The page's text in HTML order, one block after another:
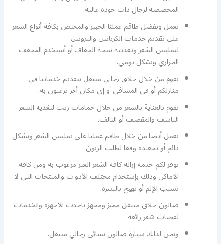
المخصصة لرجال ذات جودة عالية.
نعمل وبفضل طاقم عملنا الخبير والمختص بكافة أنواع الشعر
على تقديم خدمات الكرياتين والبروتين
لتمليس الشعر وتغذيته نتيجة الجفاف أو أستخدم المجفف
الحراري وبشكل يومي.
نقوم من خلال حلاق رجالي متنقل بتقديم خدماتنا في
منازلكم أو في المشافي أو إي مكان أخر ترغبون به.
نقوم بالعناية بالشعر من خلال حمامات زيت لتغذيه الشعر
الناشف والمقصف أو التالف.
نعمل أيضا من خلال طاقم عملنا على تمليس الشعر وبشكل
دائم أو تجعيده وفقا لطلب الزبون.
نوفر لكم خدمة إزالة كافة الشعر الغير مرغوب به ومن كافة
الاماكن وذلك بإستخدام مختلف الأدوات والمنتجات التي لا
تسبب الإلم أو تهيج بالبشرة.
صالون حلاق متنقل مميز ومجهز باحدث الأجهزة والخدمات
لقصات شعر رائعة
ونحن لذلك سيارة صالون نسائى رجالي متنقل.